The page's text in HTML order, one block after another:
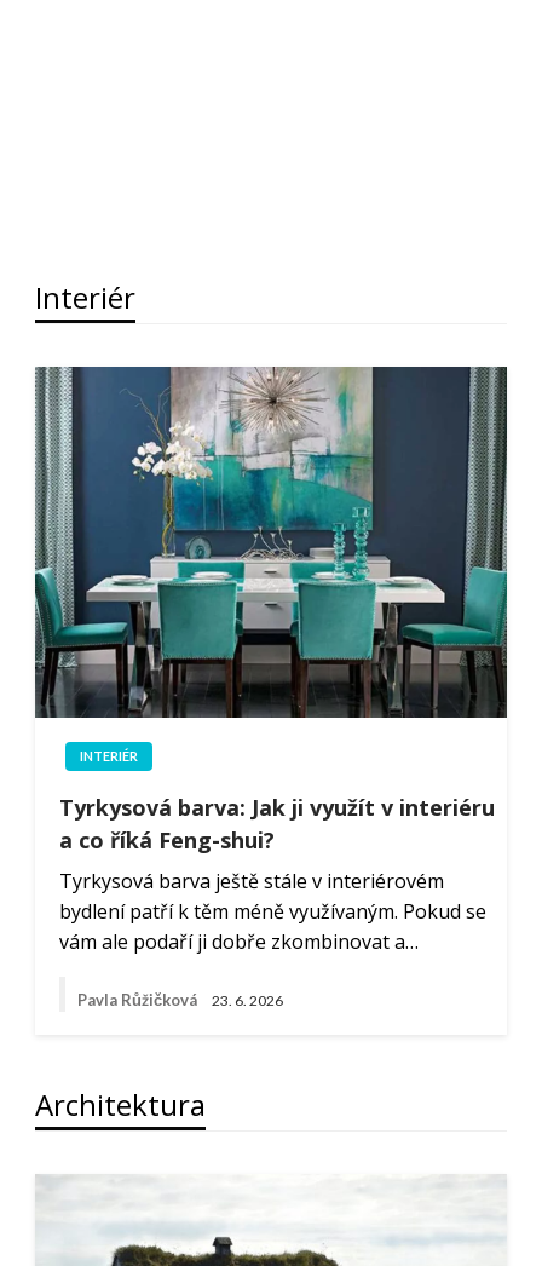
Interiér
INTERIÉR
Tyrkysová barva: Jak ji využít v interiéru
a co říká Feng-shui?
Tyrkysová barva ještě stále v interiérovém
bydlení patří k těm méně využívaným. Pokud se
vám ale podaří ji dobře zkombinovat a…
Pavla Růžičková 23. 6. 2026
Architektura